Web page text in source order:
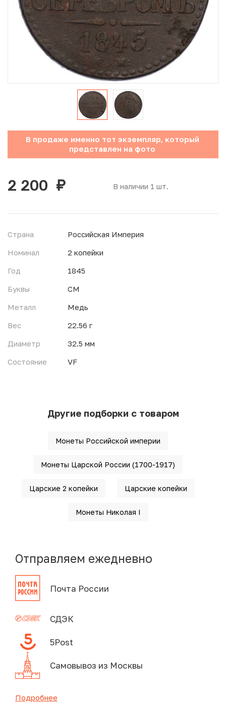
Юбилейные монеты Банка России (с 1999 года)
Памятные и инвестиционные монеты СССР и России
Иностранные монеты
Неофициальные выпуски монет (Unusual)
Античные и средневековые монеты
Наборы монет
Инвестиционные монеты
В продаже именно тот экземпляр, который
представлен на фото
В наличии 1 шт.
2 200 руб.
Страна
Российская Империя
Номинал
2 копейки
Год
1845
Буквы
СМ
Металл
Медь
Вес
22.56 г
Диаметр
32.5 мм
Состояние
VF
Другие подборки с товаром
Монеты Российской империи
Монеты Царской России (1700-1917)
Царские 2 копейки Царские копейки
Монеты Николая I
Отправляем ежедневно
Почта России
СДЭК
5Post
Самовывоз из Москвы
Подробнее